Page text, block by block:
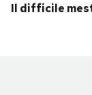
Il difficile